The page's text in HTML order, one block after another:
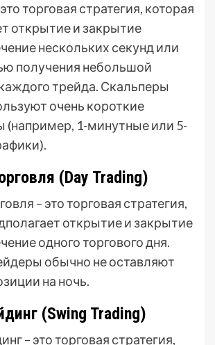
торговая стратегия, которая
открытие и закрытие
нескольких секунд или
получения небольшой
трейда. Скальперы
очень короткие
1-минутные или 5-
(Day Trading)
– это торговая стратегия,
открытие и закрытие
одного торгового дня.
обычно не оставляют
на ночь.
(Swing Trading)
– это торговая стратегия,